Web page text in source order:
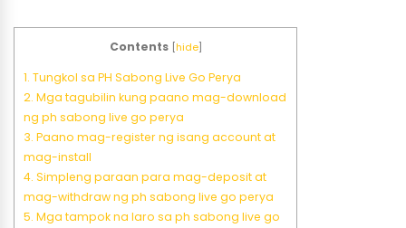
Contents [hide]
1. Tungkol sa PH Sabong Live Go Perya
2. Mga tagubilin kung paano mag-download
ng ph sabong live go perya
3. Paano mag-register ng isang account at
mag-install
4. Simpleng paraan para mag-deposit at
mag-withdraw ng ph sabong live go perya
5. Mga tampok na laro sa ph sabong live go